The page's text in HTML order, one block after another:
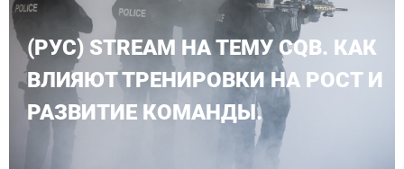
(РУС) STREAM НА ТЕМУ CQB. КАК
ВЛИЯЮТ ТРЕНИРОВКИ НА РОСТ И
РАЗВИТИЕ КОМАНДЫ.